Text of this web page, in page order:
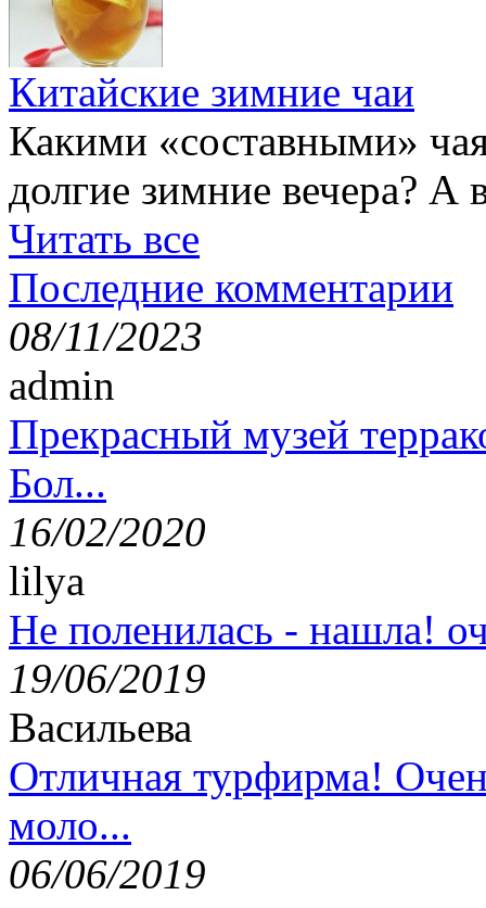
Китайские зимние чаи
Какими «составными»
долгие зимние вечера? А
Читать все
Последние комментарии
08/11/2023
admin
Прекрасный музей
Бол...
16/02/2020
lilya
Не поленилась - нашла!
19/06/2019
Васильева
Отличная турфирма!
моло...
06/06/2019